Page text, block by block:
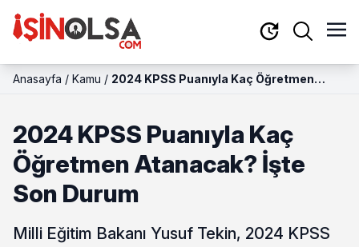
Anasayfa / Kamu / 2024 KPSS Puanıyla Kaç Öğretmen
2024 KPSS Puanıyla Kaç
Öğretmen Atanacak? İşte
Son Durum
Milli Eğitim Bakanı Yusuf Tekin, 2024 KPSS